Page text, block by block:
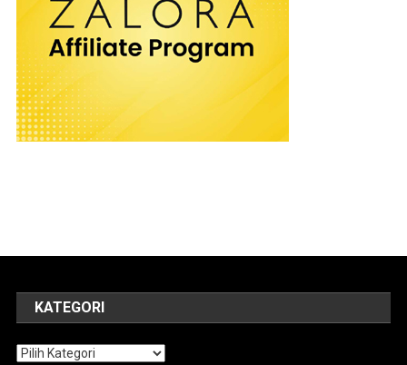
KATEGORI
Kategori